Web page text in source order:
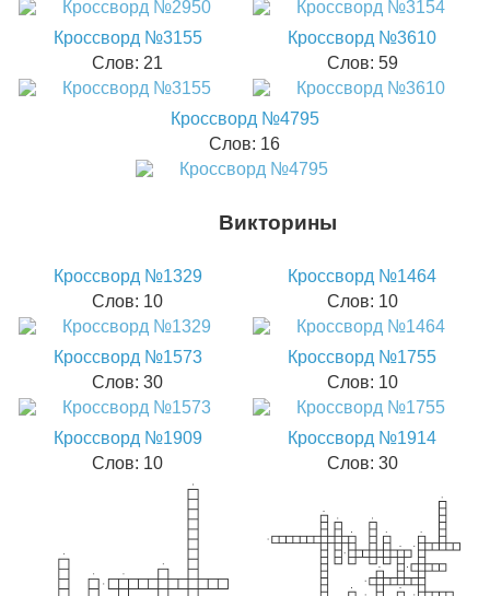
Кроссворд №3155
Слов: 21
Кроссворд №3610
Слов: 59
Кроссворд №4795
Слов: 16
Викторины
Кроссворд №1329
Слов: 10
Кроссворд №1464
Слов: 10
Кроссворд №1573
Слов: 30
Кроссворд №1755
Слов: 10
Кроссворд №1909
Слов: 10
Кроссворд №1914
Слов: 30